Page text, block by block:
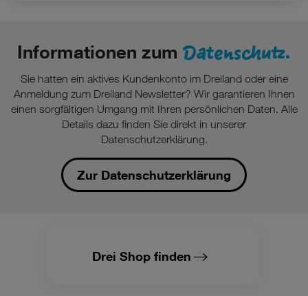
Informationen zum Datenschutz.
Sie hatten ein aktives Kundenkonto im Dreiland oder eine
Anmeldung zum Dreiland Newsletter? Wir garantieren Ihnen
einen sorgfältigen Umgang mit Ihren persönlichen Daten. Alle
Details dazu finden Sie direkt in unserer
Datenschutzerklärung.
Zur Datenschutzerklärung
Drei Shop finden